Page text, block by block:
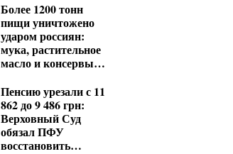
Более 1200 тонн
пищи уничтожено
ударом россиян:
мука, растительное
масло и консервы
полок
Пенсию урезали с 11
862 до 9 486 грн:
Верховный Суд
обязал ПФУ
восстановить